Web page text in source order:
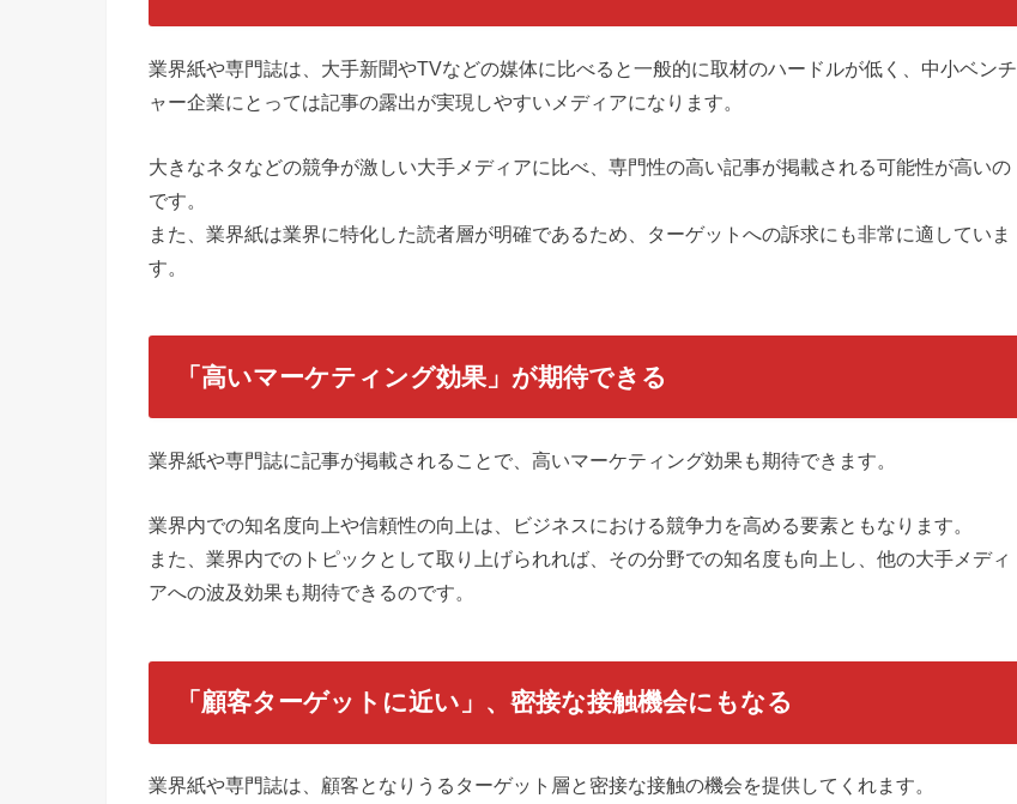
業界紙や専門誌は、大手新聞やTVなどの媒体に比べると一般的に取材のハードルが低く、中小ベンチ
ャー企業にとっては記事の露出が実現しやすいメディアになります。
大きなネタなどの競争が激しい大手メディアに比べ、専門性の高い記事が掲載される可能性が高いの
です。
また、業界紙は業界に特化した読者層が明確であるため、ターゲットへの訴求にも非常に適していま
す。
「高いマーケティング効果」が期待できる
業界紙や専門誌に記事が掲載されることで、高いマーケティング効果も期待できます。
業界内での知名度向上や信頼性の向上は、ビジネスにおける競争力を高める要素ともなります。
また、業界内でのトピックとして取り上げられれば、その分野での知名度も向上し、他の大手メディ
アへの波及効果も期待できるのです。
「顧客ターゲットに近い」、密接な接触機会にもなる
業界紙や専門誌は、顧客となりうるターゲット層と密接な接触の機会を提供してくれます。